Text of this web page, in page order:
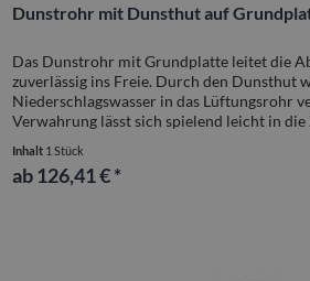
Dunstrohr mit Dunsthut auf
Das Dunstrohr mit Grundplatte leitet die
zuverlässig ins Freie. Durch den Dunsthut
Niederschlagswasser in das Lüftungsrohr
Verwahrung lässt sich spielend leicht in die
Inhalt 1 Stück
ab 126,41 € *